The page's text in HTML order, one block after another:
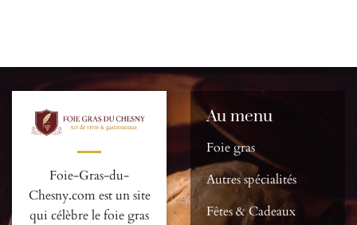
Foie-Gras-du-
Chesny.com est un site
qui célèbre le foie gras
Au menu
Foie gras
Autres spécialités
Fêtes & Cadeaux